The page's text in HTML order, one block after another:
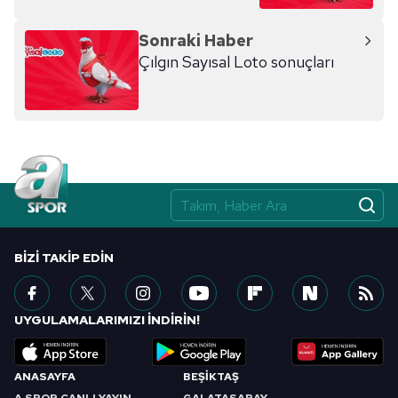
ilgili mevzuata uygun olarak kullanılan çerezlerle ilgili bilgi
almak için lütfen
tıklayınız .
Sonraki Haber
Çılgın Sayısal Loto sonuçları
ANASAYFA
BEŞİKTAŞ
BIZI TAKIP EDIN
UYGULAMALARIMIZI İNDİRİN!